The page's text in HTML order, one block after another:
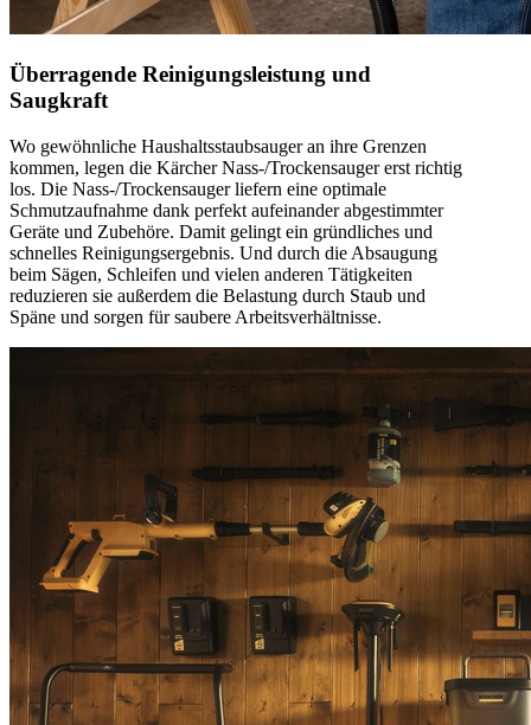
Überragende Reinigungsleistung und
Saugkraft
Wo gewöhnliche Haushaltsstaubsauger an ihre Grenzen
kommen, legen die Kärcher Nass-/Trockensauger erst richtig
los. Die Nass-/Trockensauger liefern eine optimale
Schmutzaufnahme dank perfekt aufeinander abgestimmter
Geräte und Zubehöre. Damit gelingt ein gründliches und
schnelles Reinigungsergebnis. Und durch die Absaugung
beim Sägen, Schleifen und vielen anderen Tätigkeiten
reduzieren sie außerdem die Belastung durch Staub und
Späne und sorgen für saubere Arbeitsverhältnisse.